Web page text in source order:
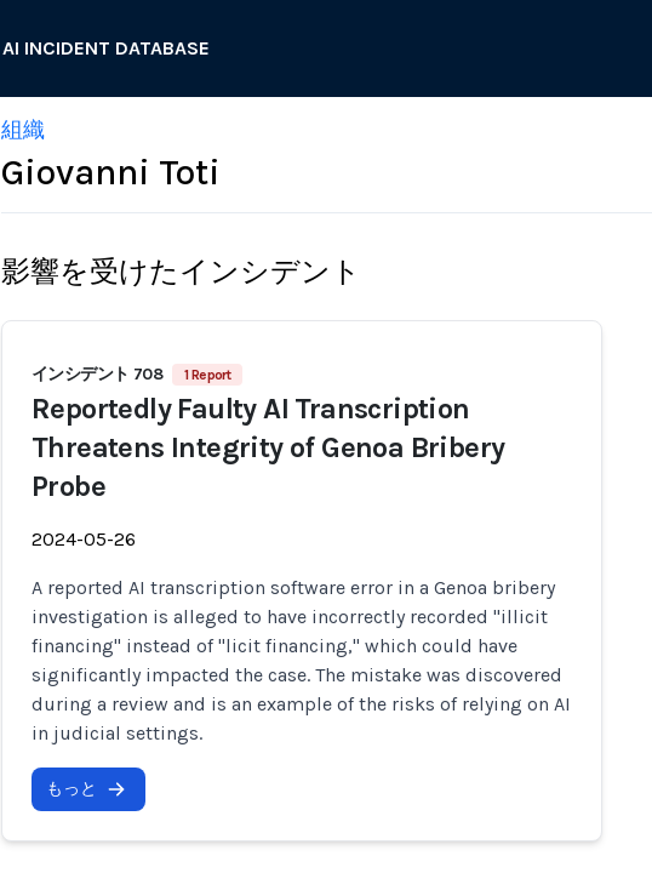
AI INCIDENT DATABASE
組織
Giovanni Toti
影響を受けたインシデント
インシデント 708 1 Report
Reportedly Faulty AI Transcription
Threatens Integrity of Genoa Bribery
Probe
2024-05-26
A reported AI transcription software error in a Genoa bribery
investigation is alleged to have incorrectly recorded "illicit
financing" instead of "licit financing," which could have
significantly impacted the case. The mistake was discovered
during a review and is an example of the risks of relying on AI
in judicial settings.
もっと